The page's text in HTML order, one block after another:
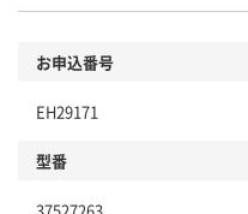
お申込番号
EH29171
型番